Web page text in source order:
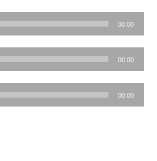
00:00
00:00
00:00